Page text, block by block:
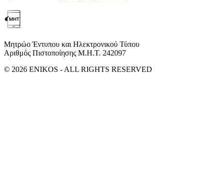
Μητρώο Έντυπου και Ηλεκτρονικού Τύπου
Αριθμός Πιστοποίησης Μ.Η.Τ. 242097
© 2026 ENIKOS - ALL RIGHTS RESERVED